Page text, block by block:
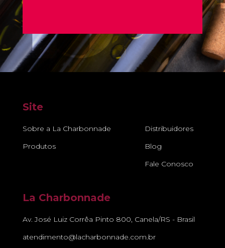
Site
Sobre a La Charbonnade
Produtos
Distribuidores
Blog
Fale Conosco
La Charbonnade
Av. José Luiz Corrêa Pinto 800, Canela/RS - Brasil
atendimento@lacharbonnade.com.br